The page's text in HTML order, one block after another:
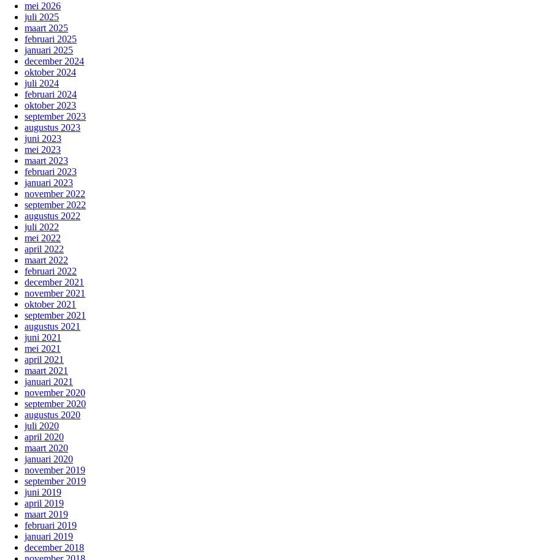
mei 2026
juli 2025
maart 2025
februari 2025
januari 2025
december 2024
oktober 2024
juli 2024
februari 2024
oktober 2023
september 2023
augustus 2023
juni 2023
mei 2023
maart 2023
februari 2023
januari 2023
november 2022
september 2022
augustus 2022
juli 2022
mei 2022
april 2022
maart 2022
februari 2022
december 2021
november 2021
oktober 2021
september 2021
augustus 2021
juni 2021
mei 2021
april 2021
maart 2021
januari 2021
november 2020
september 2020
augustus 2020
juli 2020
april 2020
maart 2020
januari 2020
november 2019
september 2019
juni 2019
april 2019
maart 2019
februari 2019
januari 2019
december 2018